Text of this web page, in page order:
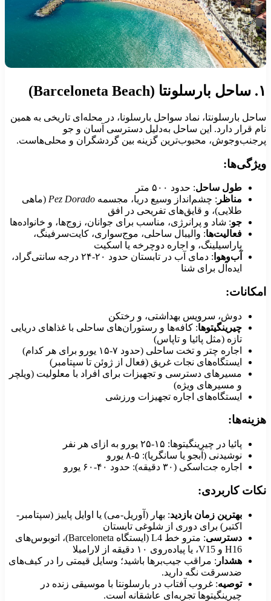
بارسلونتا، نماد سواحل بارسلونا، در محله‌ای تاریخی به همین
قرار دارد. این ساحل به‌دلیل دسترسی آسان و جو
محبوب‌ترین گزینه بین گردشگران و محلی‌هاست.
طول ساحل: حدود ۵۰۰ متر
مناظر: چشم‌انداز وسیع دریا، مجسمهPez Dorado(ماهی
طلایی)، و قایق‌های تفریحی در افق
جو: شاد و پرانرژی، مناسب برای جوانان، زوج‌ها، و خانواده‌ها
فعالیت‌ها: والیبال ساحلی، موج‌سواری، کایت‌سرفینگ،
پاراسیلینگ، و اجاره دوچرخه یا اسکیت
آب‌وهوا
: دمای آب در تابستان حدود ۲۰-۲۴ درجه سانتی‌گراد،
ایده‌آل برای شنا
دوش، سرویس بهداشتی، و رختکن
چیرینگیتوها: کافه‌ها و رستوران‌های ساحلی با غذاهای دریایی
تازه (مثل پائیا و تاپاس)
اجاره چتر و تخت ساحلی (حدود ۷-۱۵ یورو برای هر کدام)
ایستگاه‌های نجات غریق (فعال از ژوئن تا سپتامبر)
مسیرهای دسترسی و تجهیزات برای افراد با معلولیت (ویلچر
و مسیرهای ویژه)
ایستگاه‌های اجاره تجهیزات ورزشی
پائیا در چیرینگیتوها: ۱۵-۲۵ یورو به ازای هر نفر
نوشیدنی (آبجو یا سانگریا): ۵-۸ یورو
اجاره جت‌اسکی (۳۰ دقیقه): حدود ۴۰-۶۰ یورو
کاربردی:
بهترین زمان بازدید: بهار (آوریل-می) یا اوایل پاییز (سپتامبر-
اکتبر) برای دوری از شلوغی تابستان
دسترسی
: مترو خط L4 (ایستگاه Barceloneta)، اتوبوس‌های
H16 و V15، یا پیاده‌روی ۱۰ دقیقه از لارامبلا
هشدار : مراقب جیب‌برها باشید؛ وسایل قیمتی را در کیف‌های
ضدسرقت نگه دارید.
توصیه: غروب آفتاب در بارسلونتا با موسیقی زنده در
چیرینگیتوها تجربه‌ای عاشقانه است.